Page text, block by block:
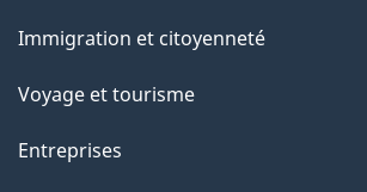
sujets
Immigration et citoyenneté
Voyage et tourisme
Entreprises